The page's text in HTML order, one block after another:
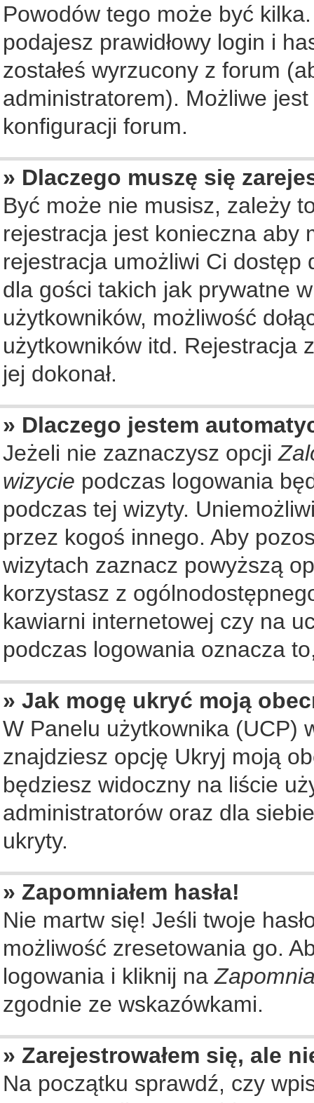
Powodów tego może być
podajesz prawidłowy login i
zostałeś wyrzucony z forum
administratorem). Możliwe
konfiguracji forum.
» Dlaczego muszę się
Być może nie musisz, zależy
rejestracja jest konieczna aby
rejestracja umożliwi Ci
dla gości takich jak prywatne
użytkowników, możliwość
użytkowników itd. Rejestracja
jej dokonał.
» Dlaczego jestem
Jeżeli nie zaznaczysz opcji
wizycie podczas logowania
podczas tej wizyty.
przez kogoś innego. Aby
wizytach zaznacz powyższą
korzystasz z
kawiarni internetowej czy na
podczas logowania oznacza
» Jak mogę ukryć moją
W Panelu użytkownika (UCP)
znajdziesz opcję Ukryj moją
będziesz widoczny na liście
administratorów oraz dla
ukryty.
» Zapomniałem hasła!
Nie martw się! Jeśli twoje
możliwość zresetowania go.
logowania i kliknij na
zgodnie ze wskazówkami.
» Zarejestrowałem się, ale
Na początku sprawdź, czy